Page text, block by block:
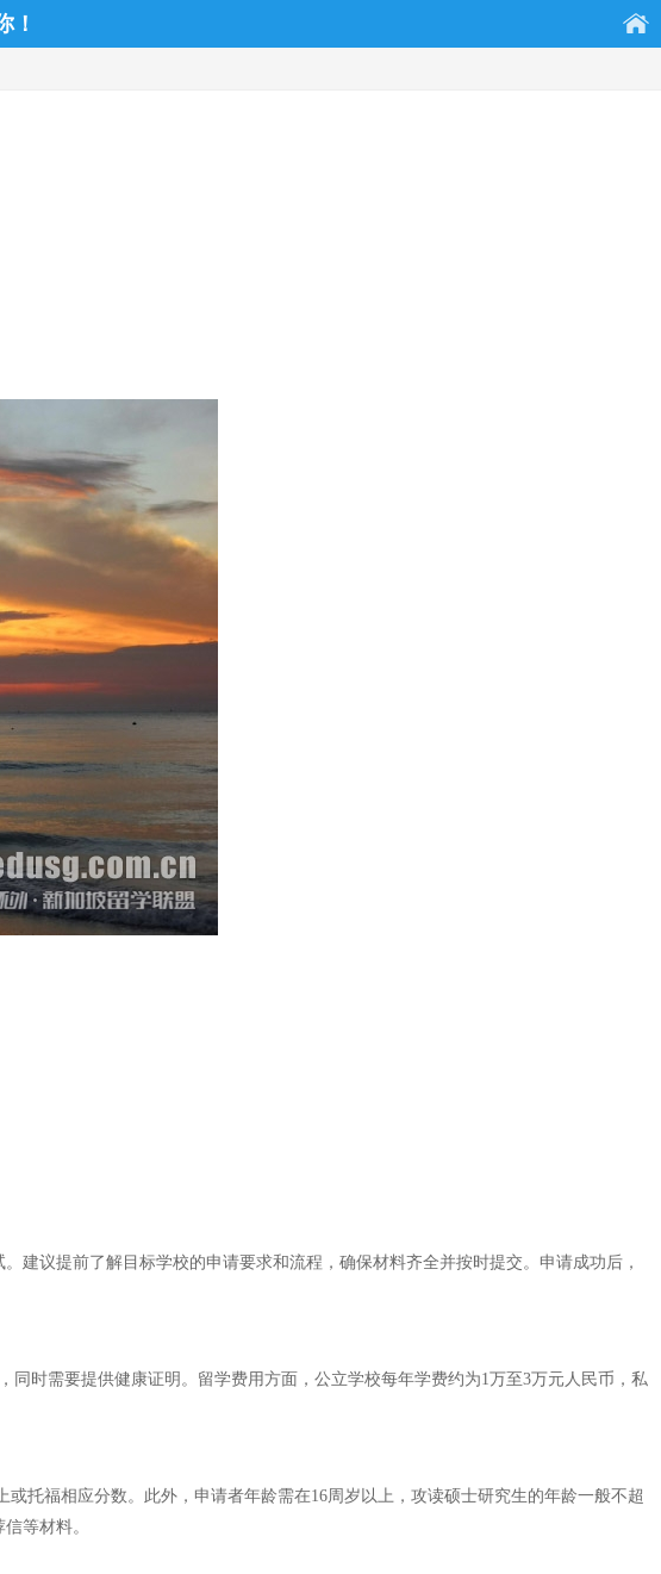
！
建议提前了解目标学校的申请要求和流程，确保材料齐全并按时提交。申请成功后，
时需要提供健康证明。留学费用方面，公立学校每年学费约为1万至3万元人民币，私
托福相应分数。此外，申请者年龄需在16周岁以上，攻读硕士研究生的年龄一般不超
等材料。